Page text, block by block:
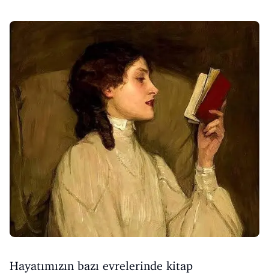
Hayatımızın bazı evrelerinde kitap